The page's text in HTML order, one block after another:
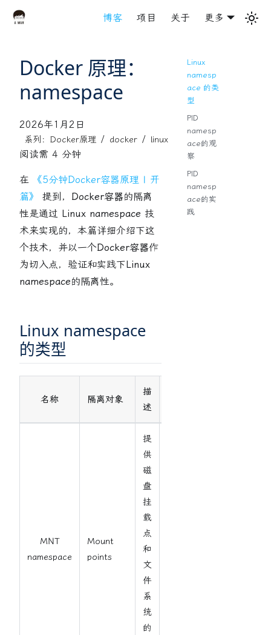
博客 项目 关于 更多
Docker 原理：
namespace
2026年1月2日
系列：Docker原理 / docker / linux
阅读需 4 分钟
在
《5分钟Docker容器原理 | 开
篇》
提到， Docker容器的隔离
性是通过 Linux namespace 技
术来实现的，本篇详细介绍下这
个技术，并以一个Docker容器作
为切入点，验证和实践下Linux
namespace的隔离性。
Linux namespace
的类型
名称 隔离对象
描
述
MNT
namespace
Mount
points
提
供
磁
盘
挂
载
点
和
文
件
系
统
的
Linux
namesp
ace 的类
型
PID
namesp
ace的观
察
PID
namesp
ace的实
践